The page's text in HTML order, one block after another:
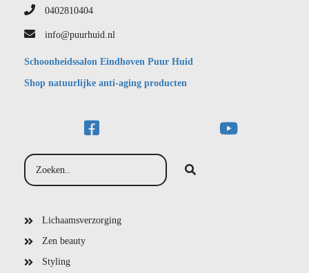
0402810404
info@puurhuid.nl
Schoonheidssalon Eindhoven Puur Huid
Shop natuurlijke anti-aging producten
Lichaamsverzorging
Zen beauty
Styling